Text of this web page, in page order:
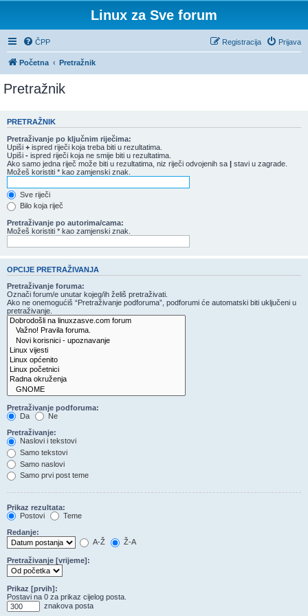
Linux za Sve forum
ČPP Prijava
Registracija
Početna Pretražnik
Pretražnik
PRETRAŽNIK
Pretraživanje po ključnim riječima:
Upiši + ispred riječi koja treba biti u rezultatima.
Upiši - ispred riječi koja ne smije biti u rezultatima.
Ako samo jedna riječ može biti u rezultatima, niz riječi odvojenih sa | stavi u zagrade.
Možeš koristiti * kao zamjenski znak.
Sve riječi
Bilo koja riječ
Pretraživanje po autorima/cama:
Možeš koristiti * kao zamjenski znak.
OPCIJE PRETRAŽIVANJA
Pretraživanje foruma:
Označi forum/e unutar kojeg/ih želiš pretraživati.
Ako ne onemogućiš “Pretraživanje podforuma”, podforumi će automatski biti uključeni u
pretraživanje.
Pretraživanje podforuma:
Da
Ne
Pretraživanje:
Naslovi i tekstovi
Samo tekstovi
Samo naslovi
Samo prvi post teme
Prikaz rezultata:
Postovi
Teme
Redanje:
A-Ž
Ž-A
Pretraživanje [vrijeme]:
Prikaz [prvih]:
Postavi na 0 za prikaz cijelog posta.
znakova posta